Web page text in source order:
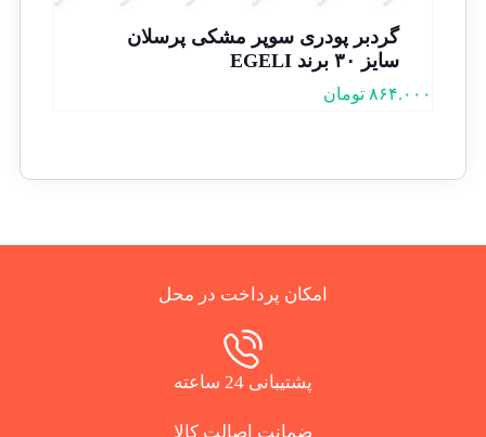
گردبر پودری سوپر مشکی پرسلان
سایز ۳۰ برند EGELI
۸۶۴.۰۰۰ تومان
امکان پرداخت در محل
پشتیبانی 24 ساعته
ضمانت اصالت کالا